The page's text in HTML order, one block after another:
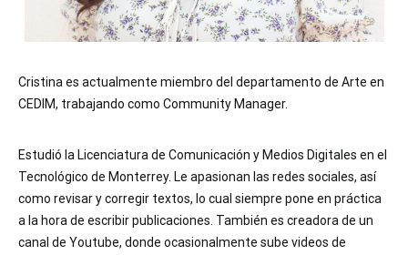
Cristina es actualmente miembro del departamento de Arte en
CEDIM, trabajando como Community Manager.
Estudió la Licenciatura de Comunicación y Medios Digitales en el
Tecnológico de Monterrey. Le apasionan las redes sociales, así
como revisar y corregir textos, lo cual siempre pone en práctica
a la hora de escribir publicaciones. También es creadora de un
canal de Youtube, donde ocasionalmente sube videos de